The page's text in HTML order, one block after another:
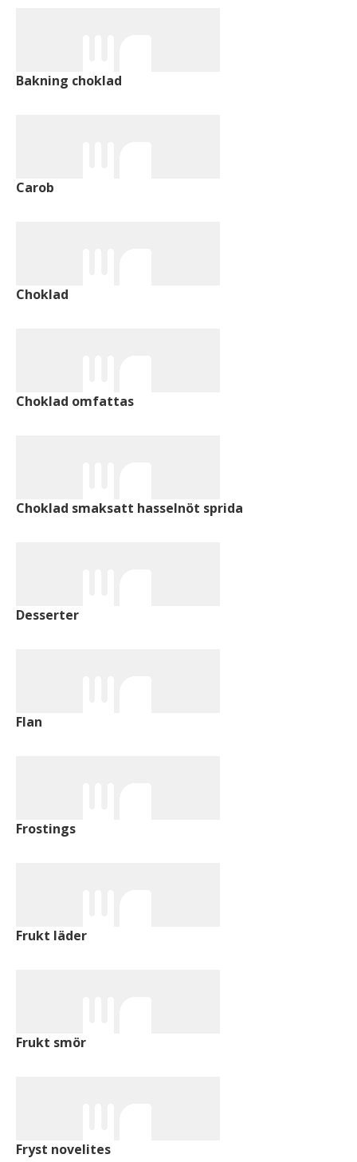
Bakning choklad
Carob
Choklad
Choklad omfattas
Choklad smaksatt hasselnöt sprida
Desserter
Flan
Frostings
Frukt läder
Frukt smör
Fryst novelites